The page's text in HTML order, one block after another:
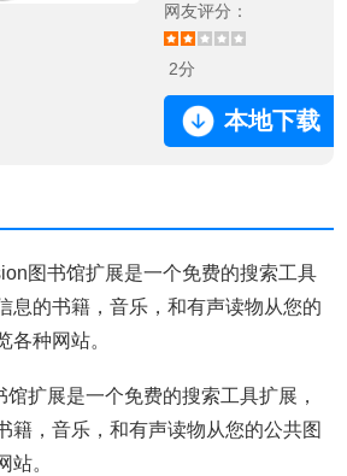
网友评分：
2分
本地下载
图书馆扩展是一个免费的搜索工具
息的书籍，音乐，和有声读物从您的
各种网站。
扩展是一个免费的搜索工具扩展，
籍，音乐，和有声读物从您的公共图
站。